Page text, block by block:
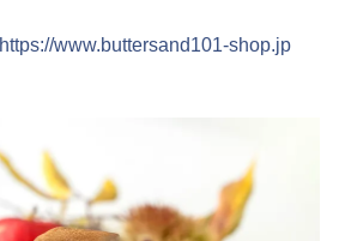
https://www.buttersand101-shop.jp